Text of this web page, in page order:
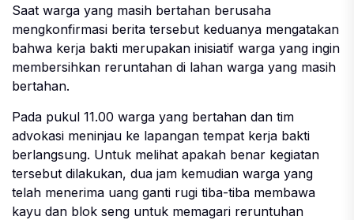
Saat warga yang masih bertahan berusaha
mengkonfirmasi berita tersebut keduanya mengatakan
bahwa kerja bakti merupakan inisiatif warga yang ingin
membersihkan reruntahan di lahan warga yang masih
bertahan.
Pada pukul 11.00 warga yang bertahan dan tim
advokasi meninjau ke lapangan tempat kerja bakti
berlangsung. Untuk melihat apakah benar kegiatan
tersebut dilakukan, dua jam kemudian warga yang
telah menerima uang ganti rugi tiba-tiba membawa
kayu dan blok seng untuk memagari reruntuhan